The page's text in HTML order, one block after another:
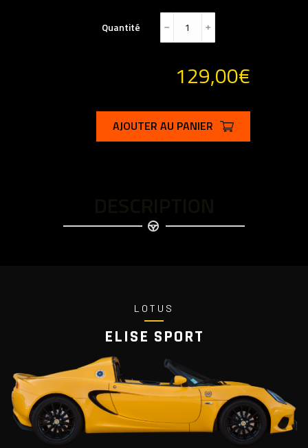
Quantité ﹣ ﹢
129,00€
AJOUTER AU PANIER
LOTUS
ELISE SPORT